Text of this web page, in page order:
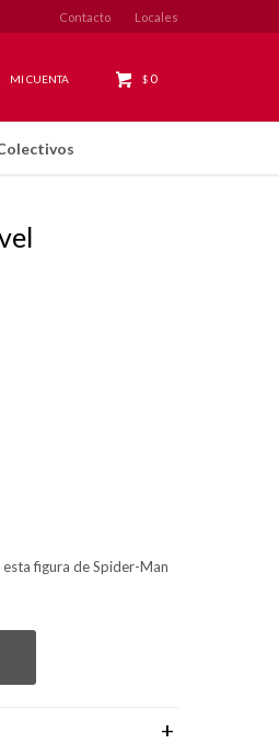
$ 0
Contacto Locales
figura de Spider-Man